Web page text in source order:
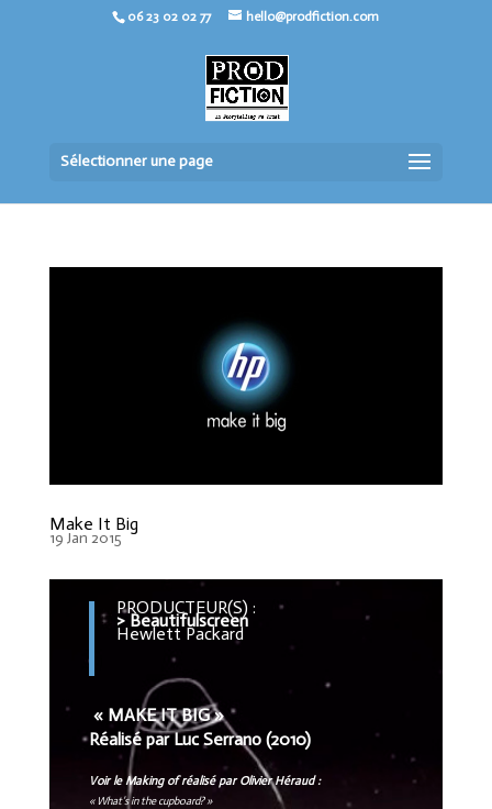
06 23 02 02 77 hello@prodfiction.com
Sélectionner une page
Make It Big
19 Jan 2015
PRODUCTEUR(S) :
> Beautifulscreen
Hewlett Packard
« MAKE IT BIG »
Réalisé par Luc Serrano (2010)
Voir le Making of réalisé par Olivier Héraud :
« What’s in the cupboard? »